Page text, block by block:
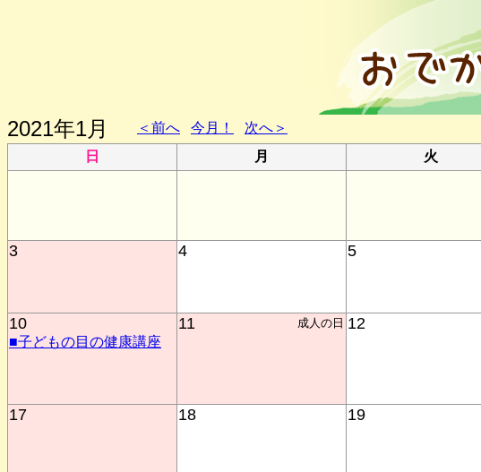
2021年1月 ＜前へ 今月！ 次へ＞
日
月 火
3 4 5
10
■子どもの目の健康講座
11 成人の日 12
17 18 19